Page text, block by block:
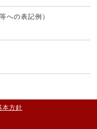
への表記例）
本方針